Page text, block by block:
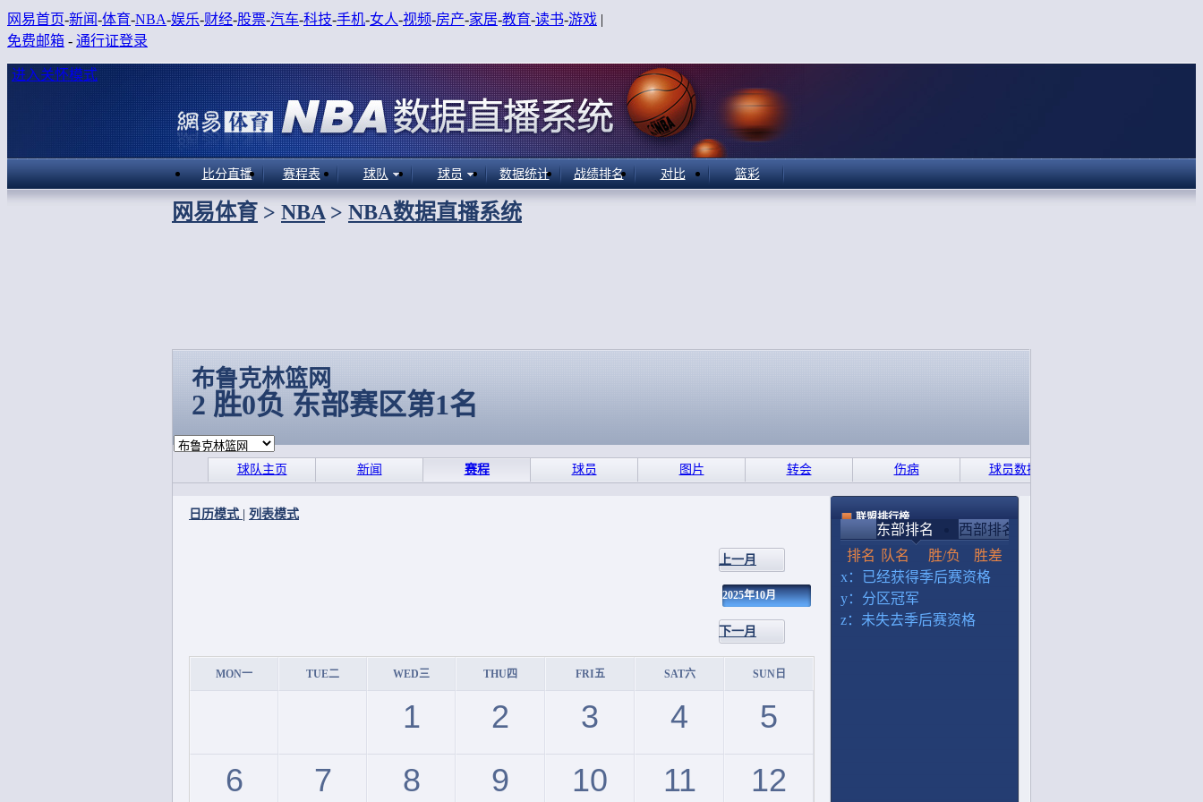
网易首页-新闻-体育-NBA-娱乐-财经-股票-汽车-科技-手机-女人-视频-房产-家居-教育-读书-游戏 |
免费邮箱 - 通行证登录
进入关怀模式
比分直播 赛程表 球队 球员 数据统计 战绩排名 对比 篮彩
网易体育 > NBA > NBA数据直播系统
布鲁克林篮网
2 胜0负 东部赛区第1名
球队主页 新闻 赛程 球员 图片 转会 伤病 球员数据
日历模式 列表模式
上一月
2025年10月
下一月
MON一 TUE二 WED三 THU四 FRI五 SAT六 SUN日
1 2 3 4
5
6
7 8 9 10 11 12
联盟排行榜
东部排名
西部排名
排名
队名 胜/负
胜差
x：已经获得季后赛资格
y：分区冠军
z：未失去季后赛资格